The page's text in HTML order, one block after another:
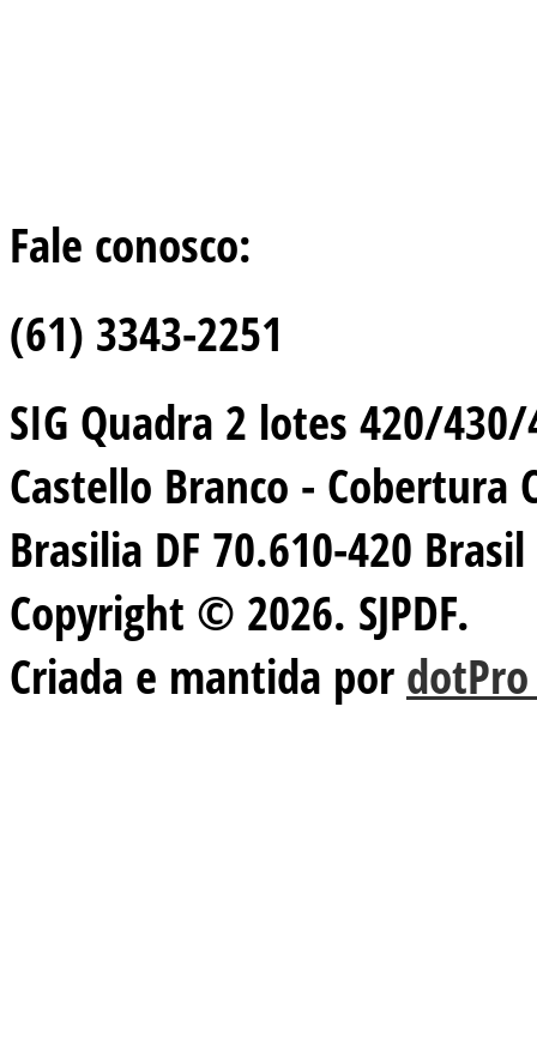
Fale conosco:
(61) 3343-2251
SIG Quadra 2 lotes 420/
Castello Branco - Cobertura
Brasilia DF 70.610-420 Brasil
Copyright © 2026. SJPDF.
Criada e mantida por